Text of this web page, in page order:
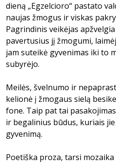
dieną „Egzelcioro“ pastato
naujas žmogus ir viskas
Pagrindinis veikėjas
pavertusius jį žmogumi,
jam suteikė gyvenimas iki to
subyrėjo.
Meilės, švelnumo ir
kelionė į žmogaus sielą
fone. Taip pat tai
ir begalinius būdus, kuriais
gyvenimą.
Poetiška proza, tarsi